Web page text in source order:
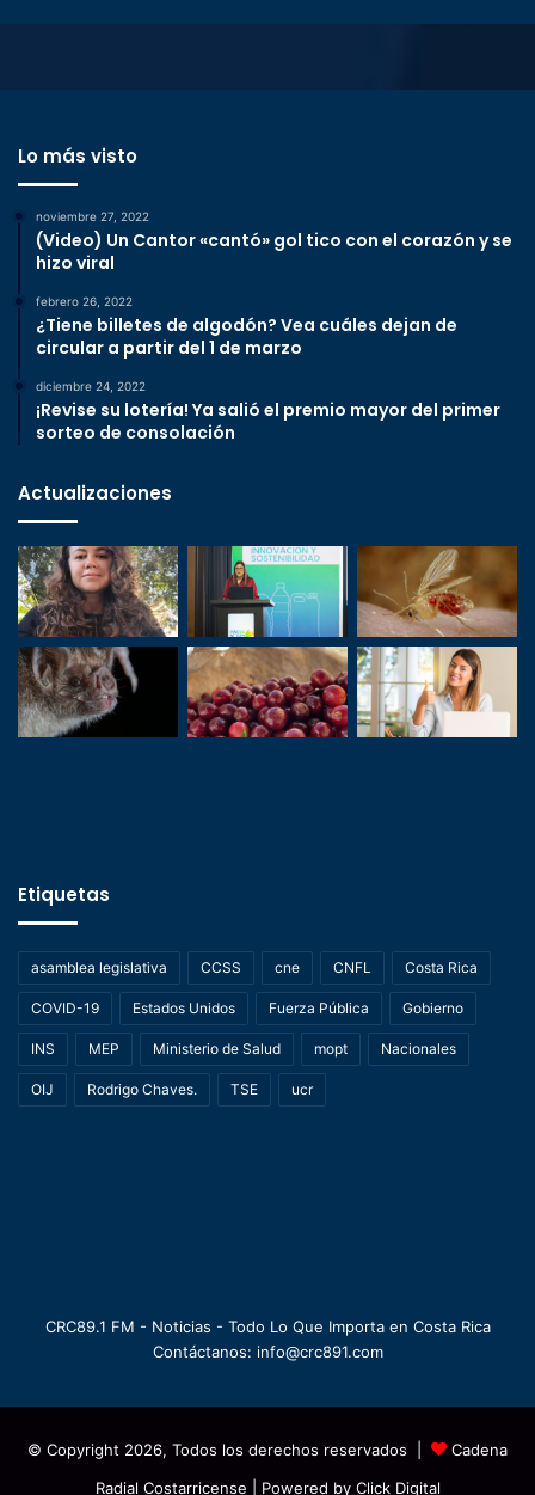
Lo más visto
noviembre 27, 2022
(Video) Un Cantor «cantó» gol tico con el corazón y se
hizo viral
febrero 26, 2022
¿Tiene billetes de algodón? Vea cuáles dejan de
circular a partir del 1 de marzo
diciembre 24, 2022
¡Revise su lotería! Ya salió el premio mayor del primer
sorteo de consolación
Actualizaciones
Etiquetas
asamblea legislativa CCSS cne CNFL Costa Rica
COVID-19 Estados Unidos Fuerza Pública Gobierno
INS MEP Ministerio de Salud mopt Nacionales
OIJ Rodrigo Chaves. TSE ucr
CRC89.1 FM - Noticias - Todo Lo Que Importa en Costa Rica
Contáctanos: info@crc891.com
© Copyright 2026, Todos los derechos reservados |
Cadena
Radial Costarricense | Powered by Click Digital